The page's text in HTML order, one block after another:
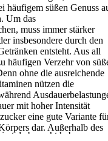
besucht haben
häufigem süßen Genuss
Um das
muss immer stärker
insbesondere durch den
entsteht. Aus all
häufigen Verzehr von
ohne die ausreichende
nützen die
mit hoher Intensität
eine gute Variante
dar. Außerhalb des